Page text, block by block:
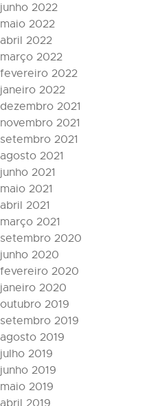
junho 2022
maio 2022
abril 2022
março 2022
fevereiro 2022
janeiro 2022
dezembro 2021
novembro 2021
setembro 2021
agosto 2021
junho 2021
maio 2021
abril 2021
março 2021
setembro 2020
junho 2020
fevereiro 2020
janeiro 2020
outubro 2019
setembro 2019
agosto 2019
julho 2019
junho 2019
maio 2019
abril 2019